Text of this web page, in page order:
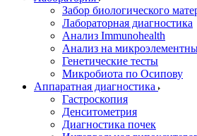
Забор биологического
Лабораторная диагностика
Анализ Immunohealth
Анализ на
Генетические тесты
Микробиота по Осипову
Аппаратная диагностика
Гастроскопия
Денситометрия
Диагностика почек